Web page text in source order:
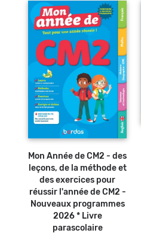
Ajouter au
Mon Année de CM2 - des
leçons, de la méthode et
des exercices pour
réussir l'année de CM2 -
Nouveaux programmes
2026 * Livre
parascolaire